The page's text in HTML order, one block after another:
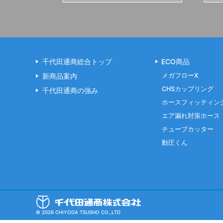
千代田通商総合トップ
新商品案内
千代田通商の強み
ECO商品
メガフローX
CHSカップリング
ホースフィッティン
エア漏れ対策ホース
チューブカッター
動圧くん
© 2026 CHIYODA TSUSHO CO.,LTD